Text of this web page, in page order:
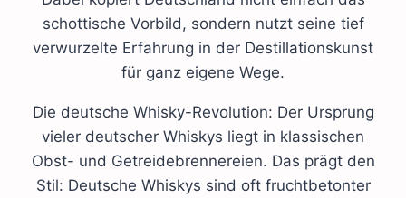
schottische Vorbild, sondern nutzt seine tief
verwurzelte Erfahrung in der Destillationskunst
für ganz eigene Wege.
Die deutsche Whisky-Revolution: Der Ursprung
vieler deutscher Whiskys liegt in klassischen
Obst- und Getreidebrennereien. Das prägt den
Stil: Deutsche Whiskys sind oft fruchtbetonter